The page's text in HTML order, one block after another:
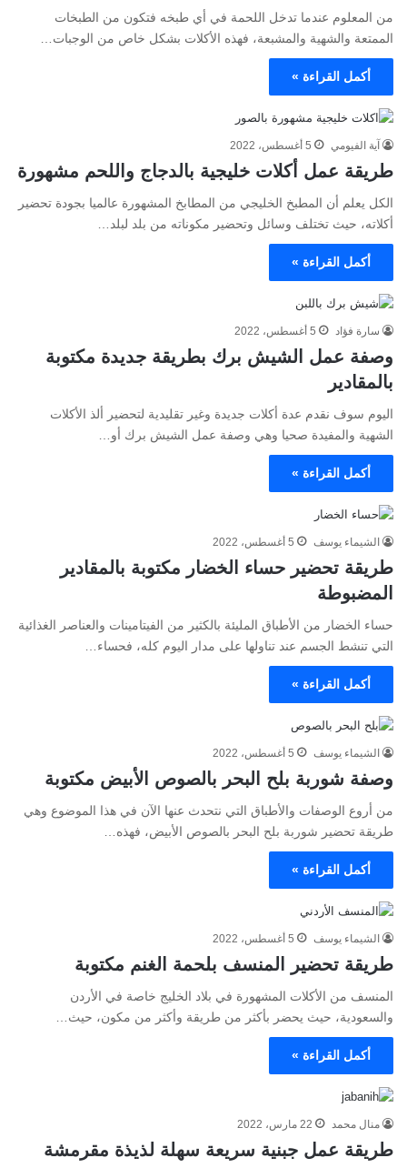
من المعلوم عندما تدخل اللحمة في أي طبخه فتكون من الطبخات
الممتعة والشهية والمشبعة، فهذه الأكلات بشكل خاص من الوجبات…
أكمل القراءة »
آية الفيومي 5 أغسطس، 2022
طريقة عمل أكلات خليجية بالدجاج واللحم مشهورة
الكل يعلم أن المطبخ الخليجي من المطابخ المشهورة عالميا بجودة تحضير
أكلاته، حيث تختلف وسائل وتحضير مكوناته من بلد لبلد…
أكمل القراءة »
سارة فؤاد 5 أغسطس، 2022
وصفة عمل الشيش برك بطريقة جديدة مكتوبة
بالمقادير
اليوم سوف نقدم عدة أكلات جديدة وغير تقليدية لتحضير ألذ الأكلات
الشهية والمفيدة صحيا وهي وصفة عمل الشيش برك أو…
أكمل القراءة »
الشيماء يوسف 5 أغسطس، 2022
طريقة تحضير حساء الخضار مكتوبة بالمقادير
المضبوطة
حساء الخضار من الأطباق المليئة بالكثير من الفيتامينات والعناصر الغذائية
التي تنشط الجسم عند تناولها على مدار اليوم كله، فحساء…
أكمل القراءة »
الشيماء يوسف 5 أغسطس، 2022
وصفة شوربة بلح البحر بالصوص الأبيض مكتوبة
من أروع الوصفات والأطباق التي نتحدث عنها الآن في هذا الموضوع وهي
طريقة تحضير شوربة بلح البحر بالصوص الأبيض، فهذه…
أكمل القراءة »
الشيماء يوسف 5 أغسطس، 2022
طريقة تحضير المنسف بلحمة الغنم مكتوبة
المنسف من الأكلات المشهورة في بلاد الخليج خاصة في الأردن
والسعودية، حيث يحضر بأكثر من طريقة وأكثر من مكون، حيث…
أكمل القراءة »
منال محمد 22 مارس، 2022
طريقة عمل جبنية سريعة سهلة لذيذة مقرمشة